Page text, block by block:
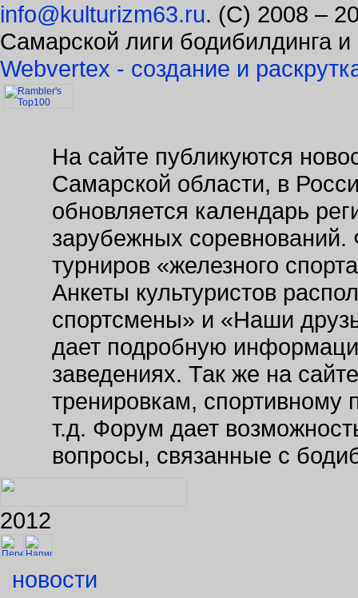
info@kulturizm63.ru. (C) 2008 –
Самарской лиги бодибилдинга
Webvertex - создание и
На сайте публикуются
Самарской области, в
обновляется календарь
зарубежных соревнований.
турниров «железного
Анкеты культуристов
спортсмены» и «Наши
дает подробную
заведениях. Так же на
тренировкам, спортивному
т.д. Форум дает
вопросы, связанные с
2012
новости